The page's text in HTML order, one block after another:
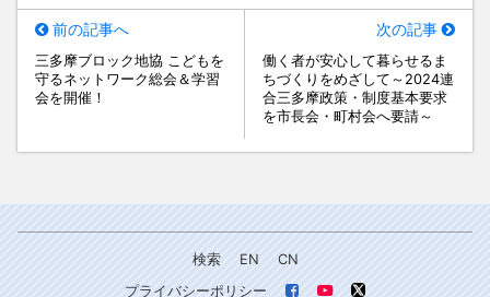
前の記事へ
三多摩ブロック地協 こどもを
守るネットワーク総会＆学習
会を開催！
次の記事
働く者が安心して暮らせるま
ちづくりをめざして～2024連
合三多摩政策・制度基本要求
を市長会・町村会へ要請～
検索 EN
CN
プライバシーポリシー